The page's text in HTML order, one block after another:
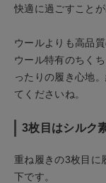
快適に過ごすことが
ウールよりも高品
ウール特有のちく
ったりの履き心地
てくださいね。
3枚目はシルク
重ね履きの3枚目に
下です。